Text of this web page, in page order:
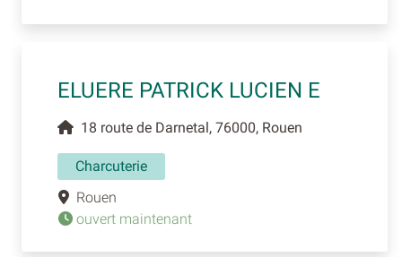
ELUERE PATRICK LUCIEN E
18 route de Darnetal, 76000, Rouen
Charcuterie
Rouen
ouvert maintenant